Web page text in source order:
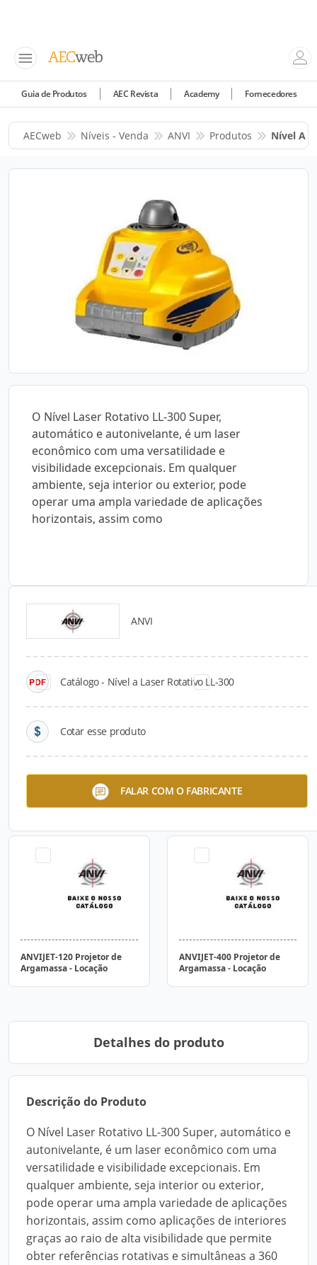
Guia de Produtos AEC Revista Academy Fornecedores
AECweb Níveis - Venda ANVI Produtos Nível A
O Nível Laser Rotativo LL-300 Super,
automático e autonivelante, é um laser
econômico com uma versatilidade e
visibilidade excepcionais. Em qualquer
ambiente, seja interior ou exterior, pode
operar uma ampla variedade de aplicações
horizontais, assim como
ANVI
Catálogo - Nível a Laser Rotativo LL-300
Cotar esse produto
FALAR COM O FABRICANTE
Catálogos para Download
ANVI-600 Misturador de
Argamassa - Locação
Argamassa e Gesso -
Locação
ANVIJET-120 Projetor de
Argamassa - Locação
ANVIJET-400 Projetor de
Argamassa - Locação
Detalhes do produto
Descrição do Produto
O Nível Laser Rotativo LL-300 Super, automático e
autonivelante, é um laser econômico com uma
versatilidade e visibilidade excepcionais. Em
qualquer ambiente, seja interior ou exterior,
pode operar uma ampla variedade de aplicações
horizontais, assim como aplicações de interiores
graças ao raio de alta visibilidade que permite
obter referências rotativas e simultâneas a 360